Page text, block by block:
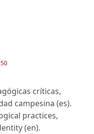
críticas,
campesina (es).
practices,
(en).